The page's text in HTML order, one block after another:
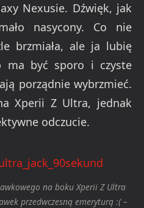
Nexusie. Dźwięk, jak
nasycony. Co nie
brzmiała, ale ja lubię
ma być sporo i czyste
porządnie wybrzmieć.
Xperii Z Ultra, jednak
odczucie.
na boku Xperii Z Ultra
przedwczesną emeryturą :( –